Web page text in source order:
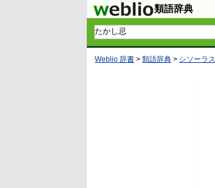
類語辞典
Weblio 辞書 > 類語辞典 > シソーラス